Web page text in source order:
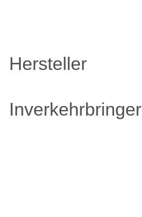
Hersteller
Inverkehrbringer